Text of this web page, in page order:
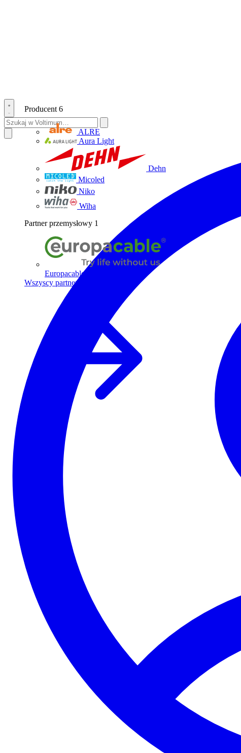
Producent 6
ALRE
Aura Light
Dehn
Micoled
Niko
Wiha
Partner przemysłowy 1
Europacable
Wszyscy partnerzy